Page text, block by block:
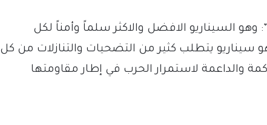
وهو السيناريو الافضل والاكثر سلماً وأمناً لكل
سيناريو يتطلب كثير من التضحيات والتنازلات من كل
والداعمة لاستمرار الحرب في إطار مقاومتها